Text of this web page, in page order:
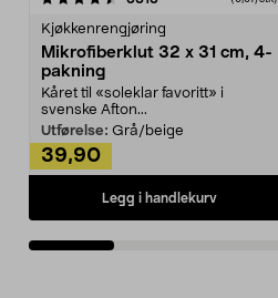
Kjøkkenrengjøring
Mikrofiberklut 32 x 31 cm, 4-
pakning
Kåret til «soleklar favoritt» i
svenske Afton...
Utførelse: Grå/beige
39,90
Legg i handlekurv